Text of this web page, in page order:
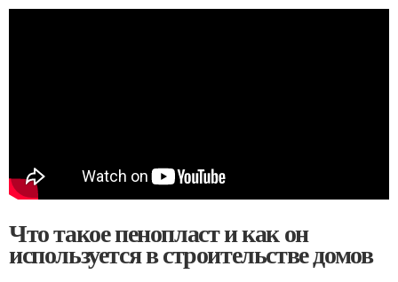
Что такое пенопласт и как он
используется в строительстве домов